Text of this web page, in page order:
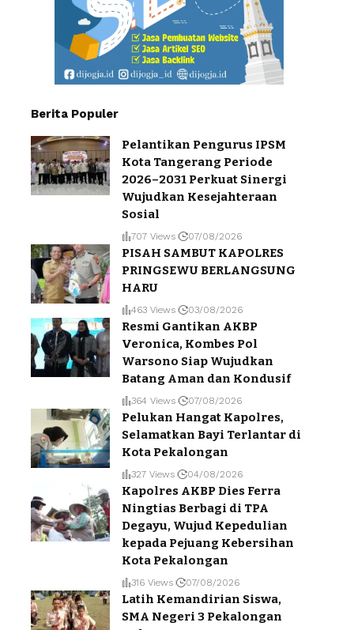
Berita Populer
Pelantikan Pengurus IPSM
Kota Tangerang Periode
2026–2031 Perkuat Sinergi
Wujudkan Kesejahteraan
Sosial
707 Views 07/08/2026
PISAH SAMBUT KAPOLRES
PRINGSEWU BERLANGSUNG
HARU
463 Views 03/08/2026
Resmi Gantikan AKBP
Veronica, Kombes Pol
Warsono Siap Wujudkan
Batang Aman dan Kondusif
364 Views 07/08/2026
Pelukan Hangat Kapolres,
Selamatkan Bayi Terlantar di
Kota Pekalongan
327 Views 04/08/2026
Kapolres AKBP Dies Ferra
Ningtias Berbagi di TPA
Degayu, Wujud Kepedulian
kepada Pejuang Kebersihan
Kota Pekalongan
316 Views 07/08/2026
Latih Kemandirian Siswa,
SMA Negeri 3 Pekalongan